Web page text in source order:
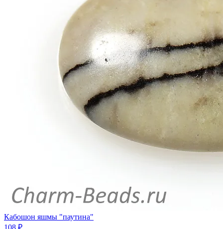
Кабошон яшмы "паутина"
108 ₽